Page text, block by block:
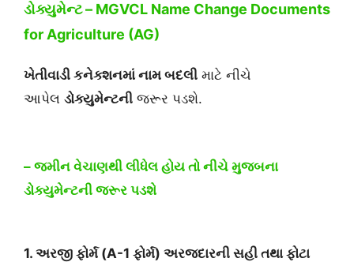
ડોક્યુમેન્ટ – MGVCL Name Change Documents
for Agriculture (AG)
ખેતીવાડી કનેક્શનમાંનામ બદલી માટે નીચે
આપેલ ડોક્યુમેન્ટની જરૂર પડશે.
– જમીન વેચાણથી લીધેલ હોય તો નીચે મુજબના
ડોક્યુમેન્ટની જરૂર પડશે
1. અરજી ફોર્મ (A-1 ફોર્મ) અરજદારની સહી તથા ફોટા